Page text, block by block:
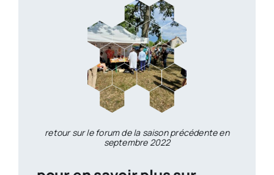
retour sur le forum de la saison précédente en
septembre 2022